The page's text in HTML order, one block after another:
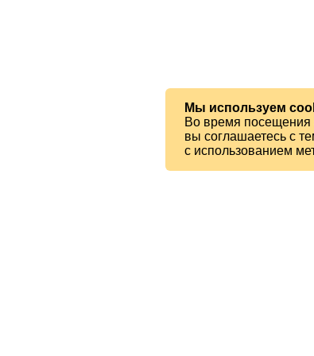
Мы используем
Во время посещения
вы соглашаетесь с
с использованием